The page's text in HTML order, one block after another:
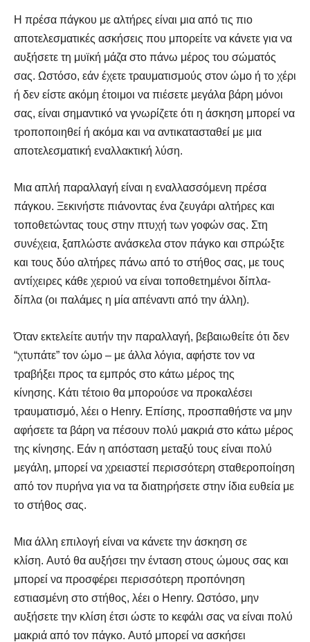
Η πρέσα πάγκου με αλτήρες είναι μια από τις πιο
αποτελεσματικές ασκήσεις που μπορείτε να κάνετε για να
αυξήσετε τη μυϊκή μάζα στο πάνω μέρος του σώματός
σας. Ωστόσο, εάν έχετε τραυματισμούς στον ώμο ή το χέρι
ή δεν είστε ακόμη έτοιμοι να πιέσετε μεγάλα βάρη μόνοι
σας, είναι σημαντικό να γνωρίζετε ότι η άσκηση μπορεί να
τροποποιηθεί ή ακόμα και να αντικατασταθεί με μια
αποτελεσματική εναλλακτική λύση.
Μια απλή παραλλαγή είναι η εναλλασσόμενη πρέσα
πάγκου. Ξεκινήστε πιάνοντας ένα ζευγάρι αλτήρες και
τοποθετώντας τους στην πτυχή των γοφών σας. Στη
συνέχεια, ξαπλώστε ανάσκελα στον πάγκο και σπρώξτε
και τους δύο αλτήρες πάνω από το στήθος σας, με τους
αντίχειρες κάθε χεριού να είναι τοποθετημένοι δίπλα-
δίπλα (οι παλάμες η μία απέναντι από την άλλη).
Όταν εκτελείτε αυτήν την παραλλαγή, βεβαιωθείτε ότι δεν
“χτυπάτε” τον ώμο – με άλλα λόγια, αφήστε τον να
τραβήξει προς τα εμπρός στο κάτω μέρος της
κίνησης. Κάτι τέτοιο θα μπορούσε να προκαλέσει
τραυματισμό, λέει ο Henry. Επίσης, προσπαθήστε να μην
αφήσετε τα βάρη να πέσουν πολύ μακριά στο κάτω μέρος
της κίνησης. Εάν η απόσταση μεταξύ τους είναι πολύ
μεγάλη, μπορεί να χρειαστεί περισσότερη σταθεροποίηση
από τον πυρήνα για να τα διατηρήσετε στην ίδια ευθεία με
το στήθος σας.
Μια άλλη επιλογή είναι να κάνετε την άσκηση σε
κλίση. Αυτό θα αυξήσει την ένταση στους ώμους σας και
μπορεί να προσφέρει περισσότερη προπόνηση
εστιασμένη στο στήθος, λέει ο Henry. Ωστόσο, μην
αυξήσετε την κλίση έτσι ώστε το κεφάλι σας να είναι πολύ
μακριά από τον πάγκο. Αυτό μπορεί να ασκήσει